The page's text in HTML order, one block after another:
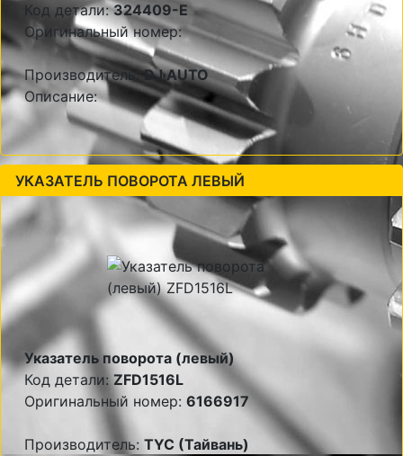
Код детали:324409-E
Оригинальный номер:
Производитель:DJ AUTO
Описание:
УКАЗАТЕЛЬ ПОВОРОТА ЛЕВЫЙ
Указатель поворота (левый)
Код детали:ZFD1516L
Оригинальный номер: 6166917
Производитель: TYC (Тайвань)